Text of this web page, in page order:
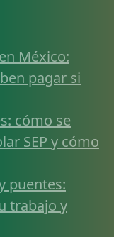
México:
pagar si
cómo se
SEP y cómo
puentes:
trabajo y